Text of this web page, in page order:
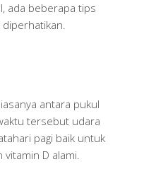
ada beberapa tips
diperhatikan.
antara pukul
tersebut udara
pagi baik untuk
D alami.